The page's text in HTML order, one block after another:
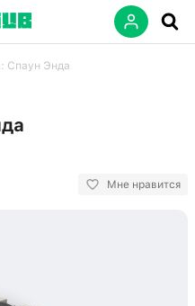
Спаун Энда
Мне нравится